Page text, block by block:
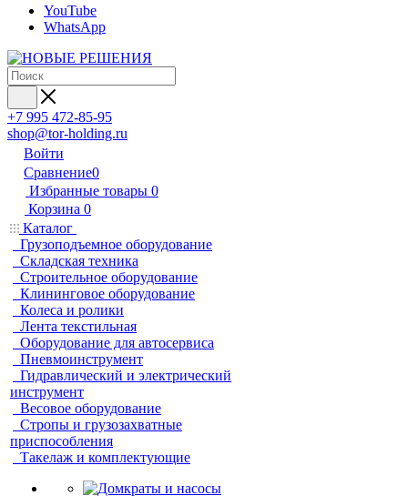
YouTube
WhatsApp
+7 995 472-85-95
shop@tor-holding.ru
Войти
Сравнение0
Избранные товары 0
Корзина 0
Каталог
Грузоподъемное оборудование
Складская техника
Строительное оборудование
Клининговое оборудование
Колеса и ролики
Лента текстильная
Оборудование для автосервиса
Пневмоинструмент
Гидравлический и электрический
инструмент
Весовое оборудование
Стропы и грузозахватные
приспособления
Такелаж и комплектующие